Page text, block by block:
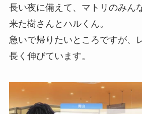
長い夜に備えて、マトリのみん
来た樹さんとハルくん。
急いで帰りたいところですが、
長く伸びています。